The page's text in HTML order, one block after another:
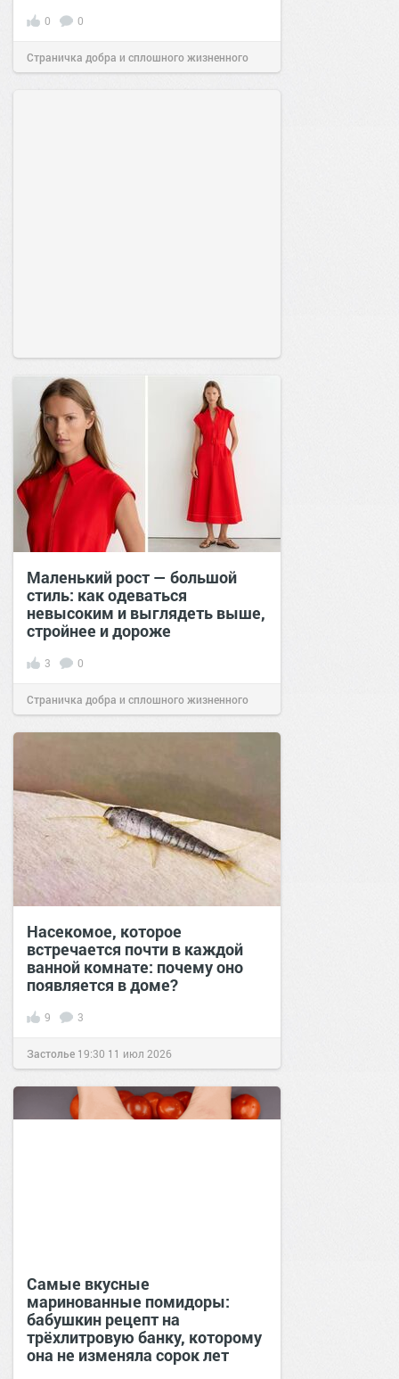
0 0
Страничка добра и сплошного жизненного
Маленький рост — большой
стиль: как одеваться
невысоким и выглядеть выше,
стройнее и дороже
3 0
Страничка добра и сплошного жизненного
позитива!11:3816 июл 2026
Насекомое, которое
встречается почти в каждой
ванной комнате: почему оно
появляется в доме?
9 3
Застолье 19:30 11 июл 2026
Самые вкусные
маринованные помидоры:
бабушкин рецепт на
трёхлитровую банку, которому
она не изменяла сорок лет